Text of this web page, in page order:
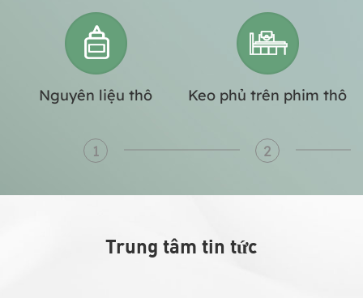
Nguyên liệu thô
1
Keo phủ trên phim thô
2
Trung tâm tin tức